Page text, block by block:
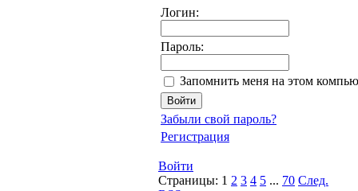
Логин:
Пароль:
Запомнить меня на этом
Забыли свой пароль?
Регистрация
Войти
Страницы: 1 2 3 4 5 ... 70 След.